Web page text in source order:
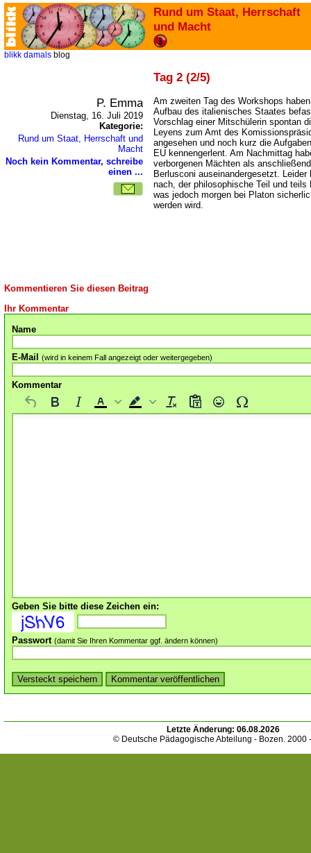
Rund um Staat, Herrschaft
und Macht
blikk damals blog
Tag 2 (2/5)
P. Emma
Dienstag, 16. Juli 2019
Kategorie:
Rund um Staat, Herrschaft und
Macht
Noch kein Kommentar, schreibe
einen ...
Am zweiten Tag des Workshops
Aufbau des italienisches Staates
Vorschlag einer Mitschülerin spontan
Leyens zum Amt des
angesehen und noch kurz die
EU kennengerlent. Am Nachmittag
verborgenen Mächten als
Berlusconi auseinandergesetzt.
nach, der philosophische Teil und
was jedoch morgen bei Platon
werden wird.
Kommentieren Sie diesen Beitrag
Ihr Kommentar
Name
E-Mail (wird in keinem Fall angezeigt oder weitergegeben)
Kommentar
Geben Sie bitte diese Zeichen ein:
Passwort (damit Sie Ihren Kommentar ggf. ändern können)
Letzte Änderung: 06.08.2026
© Deutsche Pädagogische Abteilung - Bozen. 2000